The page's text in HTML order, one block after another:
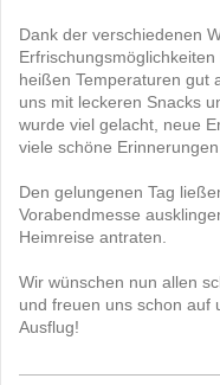
Dank der verschiedenen
heißen Temperaturen gut
uns mit leckeren Snacks
wurde viel gelacht, neue
viele schöne
Den gelungenen Tag
Vorabendmesse
Heimreise antraten.
Wir wünschen nun allen
und freuen uns schon auf
Ausflug!